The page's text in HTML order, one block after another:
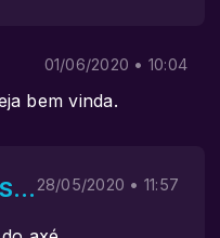
01/06/2020 • 10:04
bem vinda.
Aluísio Lourenço da Silva 28/05/2020 • 11:57